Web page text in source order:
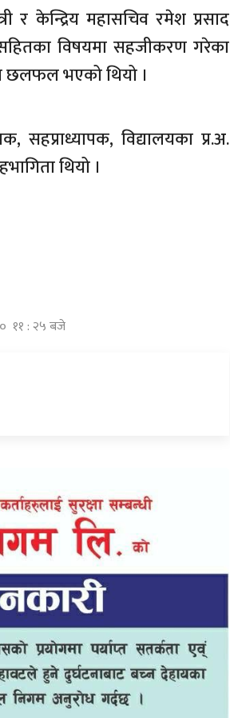
र केन्द्रिय महासचिव रमेश प्रसाद
विषयमा सहजीकरण गरेका
छलफल भएको थियो ।
सहप्राध्यापक, विद्यालयका प्र.अ.
थियो ।
११ : २५ बजे